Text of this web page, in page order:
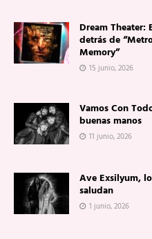
Dream Theater:
detrás de
Memory”
15 junio, 2026
Vamos Con
buenas manos
11 junio, 2026
Ave Exsilyum,
saludan
1 junio, 2026